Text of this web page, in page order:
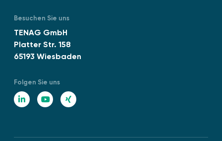
Besuchen Sie uns
TENAG GmbH
Platter Str. 158
65193 Wiesbaden
Folgen Sie uns
L
Y
X